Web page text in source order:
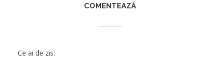
COMENTEAZĂ
Ce ai de zis: